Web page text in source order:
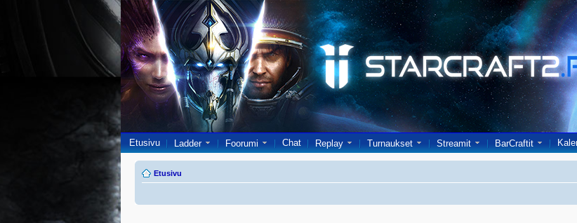
Etusivu Ladder Foorumi Chat Replay Turnaukset Streamit BarCraftit
Etusivu